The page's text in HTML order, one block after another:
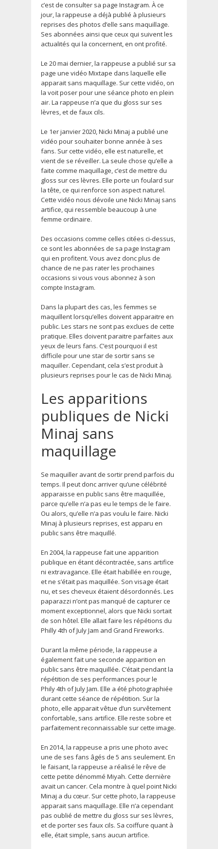
c’est de consulter sa page Instagram. À ce
jour, la rappeuse a déjà publié à plusieurs
reprises des photos d’elle sans maquillage.
Ses abonnées ainsi que ceux qui suivent les
actualités qui la concernent, en ont profité.
Le 20 mai dernier, la rappeuse a publié sur sa
page une vidéo Mixtape dans laquelle elle
apparait sans maquillage. Sur cette vidéo, on
la voit poser pour une séance photo en plein
air. La rappeuse n’a que du gloss sur ses
lèvres, et de faux cils.
Le 1er janvier 2020, Nicki Minaj a publié une
vidéo pour souhaiter bonne année à ses
fans. Sur cette vidéo, elle est naturelle, et
vient de se réveiller. La seule chose qu’elle a
faite comme maquillage, c’est de mettre du
gloss sur ces lèvres. Elle porte un foulard sur
la tête, ce qui renforce son aspect naturel.
Cette vidéo nous dévoile une Nicki Minaj sans
artifice, qui ressemble beaucoup à une
femme ordinaire.
Des occasions comme celles citées ci-dessus,
ce sont les abonnées de sa page Instagram
qui en profitent. Vous avez donc plus de
chance de ne pas rater les prochaines
occasions si vous vous abonnez à son
compte Instagram.
Dans la plupart des cas, les femmes se
maquillent lorsqu’elles doivent apparaitre en
public. Les stars ne sont pas exclues de cette
pratique. Elles doivent paraitre parfaites aux
yeux de leurs fans. C’est pourquoi il est
difficile pour une star de sortir sans se
maquiller. Cependant, cela s’est produit à
plusieurs reprises pour le cas de Nicki Minaj.
Les apparitions
publiques de Nicki
Minaj sans
maquillage
Se maquiller avant de sortir prend parfois du
temps. Il peut donc arriver qu’une célébrité
apparaisse en public sans être maquillée,
parce qu’elle n’a pas eu le temps de le faire.
Ou alors, qu’elle n’a pas voulu le faire. Nicki
Minaj à plusieurs reprises, est apparu en
public sans être maquillé.
En 2004, la rappeuse fait une apparition
publique en étant décontractée, sans artifice
ni extravagance. Elle était habillée en rouge,
et ne s’était pas maquillée. Son visage était
nu, et ses cheveux étaient désordonnés. Les
paparazzi n’ont pas manqué de capturer ce
moment exceptionnel, alors que Nicki sortait
de son hôtel. Elle allait faire les répétions du
Philly 4th of July Jam and Grand Fireworks.
Durant la même période, la rappeuse a
également fait une seconde apparition en
public sans être maquillée. C’était pendant la
répétition de ses performances pour le
Phily 4th of July Jam. Elle a été photographiée
durant cette séance de répétition. Sur la
photo, elle apparait vêtue d’un survêtement
confortable, sans artifice. Elle reste sobre et
parfaitement reconnaissable sur cette image.
En 2014, la rappeuse a pris une photo avec
une de ses fans âgés de 5 ans seulement. En
le faisant, la rappeuse a réalisé le rêve de
cette petite dénommé Miyah. Cette dernière
avait un cancer. Cela montre à quel point Nicki
Minaj a du cœur. Sur cette photo, la rappeuse
apparait sans maquillage. Elle n’a cependant
pas oublié de mettre du gloss sur ses lèvres,
et de porter ses faux cils. Sa coiffure quant à
elle, était simple, sans aucun artifice.